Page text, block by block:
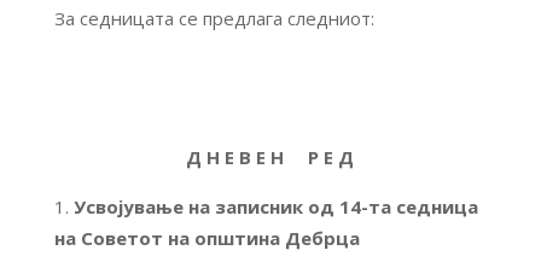
За седницата се предлага следниот:
Д Н Е В Е Н Р Е Д
Усвојување на записник од 14-та седница
на Советот на општина Дебрца